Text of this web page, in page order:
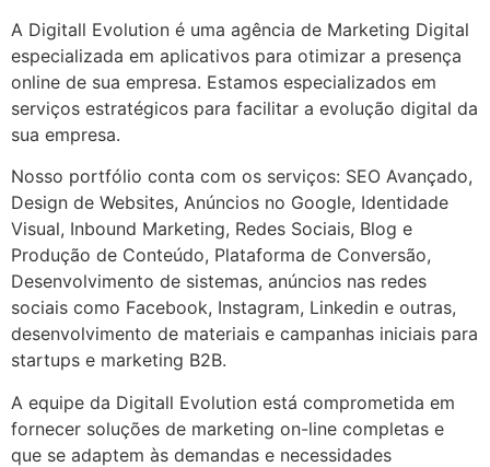
A Digitall Evolution é uma agência de Marketing Digital
especializada em aplicativos para otimizar a presença
online de sua empresa. Estamos especializados em
serviços estratégicos para facilitar a evolução digital da
sua empresa.
Nosso portfólio conta com os serviços: SEO Avançado,
Design de Websites, Anúncios no Google, Identidade
Visual, Inbound Marketing, Redes Sociais, Blog e
Produção de Conteúdo, Plataforma de Conversão,
Desenvolvimento de sistemas, anúncios nas redes
sociais como Facebook, Instagram, Linkedin e outras,
desenvolvimento de materiais e campanhas iniciais para
startups e marketing B2B.
A equipe da Digitall Evolution está comprometida em
fornecer soluções de marketing on-line completas e
que se adaptem às demandas e necessidades